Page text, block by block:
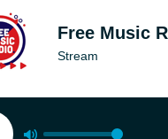
Free Music
Stream